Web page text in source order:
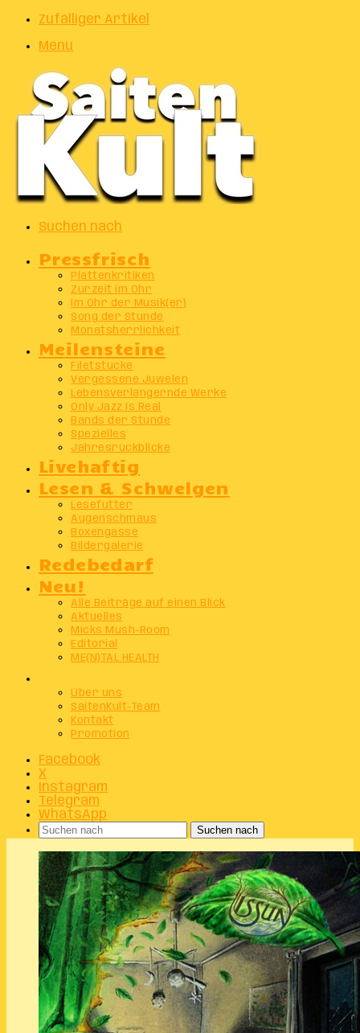
Zufälliger Artikel
Menu
Suchen nach
Pressfrisch
Plattenkritiken
Zurzeit im Ohr
Im Ohr der Musik(er)
Song der Stunde
Monatsherrlichkeit
Meilensteine
Filetstücke
Vergessene Juwelen
Lebensverlängernde Werke
Only Jazz Is Real
Bands der Stunde
Spezielles
Jahresrückblicke
Livehaftig
Lesen & Schwelgen
Lesefutter
Augenschmaus
Boxengasse
Bildergalerie
Redebedarf
Neu!
Alle Beiträge auf einen Blick
Aktuelles
Micks Mush-Room
Editorial
ME(N)TAL HEALTH
Über uns
SaitenKult-Team
Kontakt
Promotion
Facebook
X
Instagram
Telegram
WhatsApp
Suchen nach